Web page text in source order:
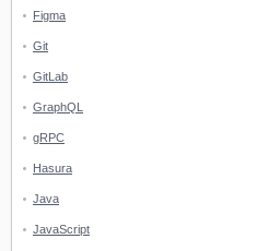
Figma
Git
GitLab
GraphQL
gRPC
Hasura
Java
JavaScript